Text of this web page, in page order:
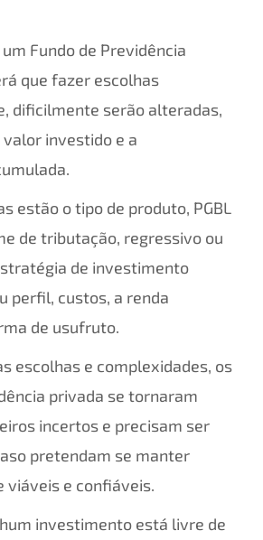
Fundo de Previdência
que fazer escolhas
dificilmente serão alteradas,
investido e a
estão o tipo de produto, PGBL
de tributação, regressivo ou
de investimento
perfil, custos, a renda
de usufruto.
escolhas e complexidades, os
privada se tornaram
incertos e precisam ser
pretendam se manter
viáveis e confiáveis.
investimento está livre de